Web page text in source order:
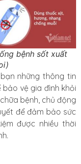
bệnh sốt xuất
những thông tin
vệ gia đình khỏi
bệnh, chủ động
để đảm bảo sức
được nhiều thời